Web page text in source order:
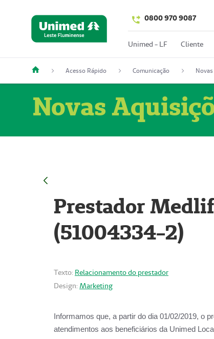
0800 970 9087
Unimed - LF Cliente
Acesso Rápido Comunicação
Novas
Prestador
(51004334-2)
Texto: Relacionamento do prestador
Design: Marketing
Informamos que, a partir do dia 01/02/2019, o
atendimentos aos beneficiários da Unimed